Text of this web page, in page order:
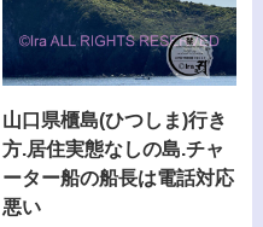
山口県櫃島(ひつしま)行き
方.居住実態なしの島.チャ
ーター船の船長は電話対応
悪い